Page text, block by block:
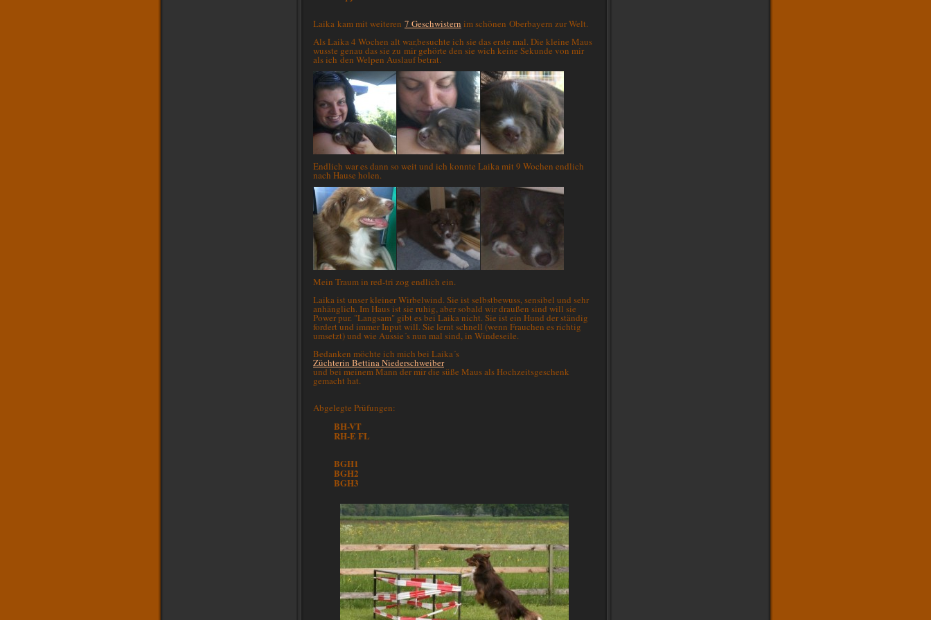
Laika kam mit weiteren 7 Geschwistern im schönen Oberbayern zur Welt.
Als Laika 4 Wochen alt war,besuchte ich sie das erste mal. Die kleine Maus
wusste genau das sie zu mir gehörte den sie wich keine Sekunde von mir
als ich den Welpen Auslauf betrat.
Endlich war es dann so weit und ich konnte Laika mit 9 Wochen endlich
nach Hause holen.
Mein Traum in red-tri zog endlich ein.
Laika ist unser kleiner Wirbelwind. Sie ist selbstbewuss, sensibel und sehr
anhänglich. Im Haus ist sie ruhig, aber sobald wir draußen sind will sie
Power pur. "Langsam" gibt es bei Laika nicht. Sie ist ein Hund der ständig
fordert und immer Input will. Sie lernt schnell (wenn Frauchen es richtig
umsetzt) und wie Aussie´s nun mal sind, in Windeseile.
Bedanken möchte ich mich bei Laika´s
Züchterin Bettina Niederschweiber
und bei meinem Mann der mir die süße Maus als Hochzeitsgeschenk
gemacht hat.
Abgelegte Prüfungen:
BH-VT
RH-E FL
BGH1
BGH2
BGH3